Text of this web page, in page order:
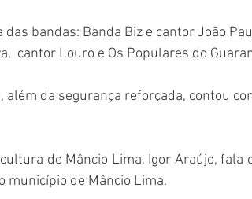
bandas: Banda Biz e cantor João
cantor Louro e Os Populares do
além da segurança reforçada, contou
de Mâncio Lima, Igor Araújo, fala
município de Mâncio Lima.